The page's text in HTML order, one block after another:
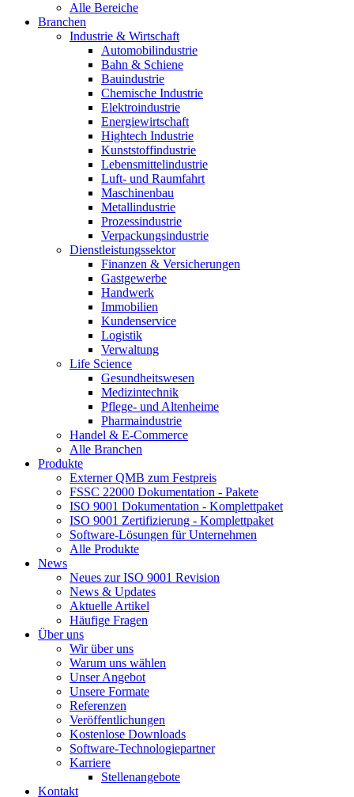
Alle Bereiche
Branchen
Industrie & Wirtschaft
Automobilindustrie
Bahn & Schiene
Bauindustrie
Chemische Industrie
Elektroindustrie
Energiewirtschaft
Hightech Industrie
Kunststoffindustrie
Lebensmittelindustrie
Luft- und Raumfahrt
Maschinenbau
Metallindustrie
Prozessindustrie
Verpackungsindustrie
Dienstleistungssektor
Finanzen & Versicherungen
Gastgewerbe
Handwerk
Immobilien
Kundenservice
Logistik
Verwaltung
Life Science
Gesundheitswesen
Medizintechnik
Pflege- und Altenheime
Pharmaindustrie
Handel & E-Commerce
Alle Branchen
Produkte
Externer QMB zum Festpreis
FSSC 22000 Dokumentation - Pakete
ISO 9001 Dokumentation - Komplettpaket
ISO 9001 Zertifizierung - Komplettpaket
Software-Lösungen für Unternehmen
Alle Produkte
News
Neues zur ISO 9001 Revision
News & Updates
Aktuelle Artikel
Häufige Fragen
Über uns
Wir über uns
Warum uns wählen
Unser Angebot
Unsere Formate
Referenzen
Veröffentlichungen
Kostenlose Downloads
Software-Technologiepartner
Karriere
Stellenangebote
Kontakt